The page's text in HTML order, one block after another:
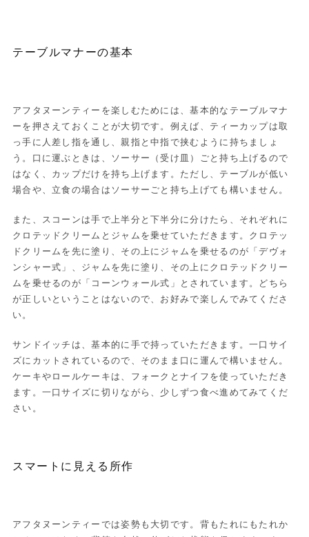
テーブルマナーの基本
アフタヌーンティーを楽しむためには、基本的なテーブルマナ
ーを押さえておくことが大切です。例えば、ティーカップは取
っ手に人差し指を通し、親指と中指で挟むように持ちましょ
う。口に運ぶときは、ソーサー（受け皿）ごと持ち上げるので
はなく、カップだけを持ち上げます。ただし、テーブルが低い
場合や、立食の場合はソーサーごと持ち上げても構いません。
また、スコーンは手で上半分と下半分に分けたら、それぞれに
クロテッドクリームとジャムを乗せていただきます。クロテッ
ドクリームを先に塗り、その上にジャムを乗せるのが「デヴォ
ンシャー式」、ジャムを先に塗り、その上にクロテッドクリー
ムを乗せるのが「コーンウォール式」とされています。どちら
が正しいということはないので、お好みで楽しんでみてくださ
い。
サンドイッチは、基本的に手で持っていただきます。一口サイ
ズにカットされているので、そのまま口に運んで構いません。
ケーキやロールケーキは、フォークとナイフを使っていただき
ます。一口サイズに切りながら、少しずつ食べ進めてみてくだ
さい。
スマートに見える所作
アフタヌーンティーでは姿勢も大切です。背もたれにもたれか